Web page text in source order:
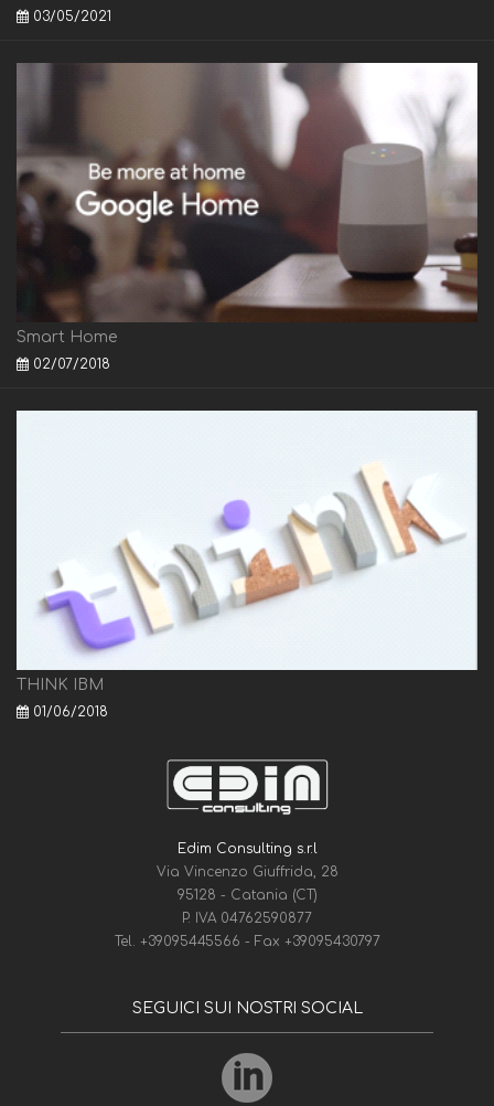
03/05/2021
Smart Home
02/07/2018
THINK IBM
01/06/2018
Edim Consulting s.r.l
Via Vincenzo Giuffrida, 28
95128 - Catania (CT)
P. IVA 04762590877
Tel.
+39095445566 - Fax +39095430797
SEGUICI SUI NOSTRI SOCIAL